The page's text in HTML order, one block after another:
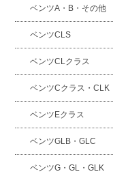
ベンツA・B・その他
ベンツCLS
ベンツCLクラス
ベンツCクラス・CLK
ベンツEクラス
ベンツGLB・GLC
ベンツG・GL・GLK